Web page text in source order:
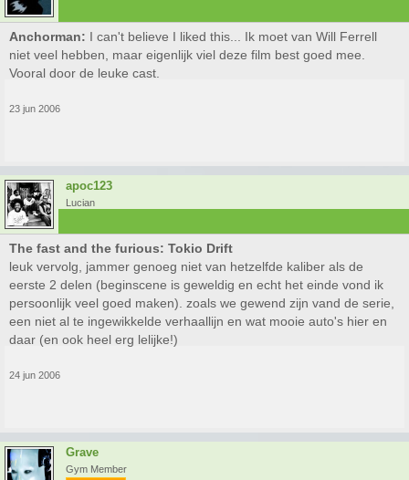
Anchorman: I can't believe I liked this... Ik moet van Will Ferrell
niet veel hebben, maar eigenlijk viel deze film best goed mee.
Vooral door de leuke cast.
23 jun 2006
apoc123
Lucian
The fast and the furious: Tokio Drift
leuk vervolg, jammer genoeg niet van hetzelfde kaliber als de
eerste 2 delen (beginscene is geweldig en echt het einde vond ik
persoonlijk veel goed maken). zoals we gewend zijn vand de serie,
een niet al te ingewikkelde verhaallijn en wat mooie auto's hier en
daar (en ook heel erg lelijke!)
24 jun 2006
Grave
Gym Member